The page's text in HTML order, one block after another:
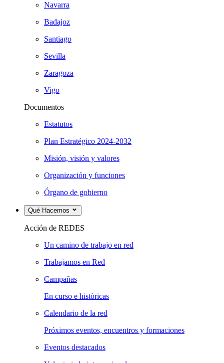
Navarra
Badajoz
Santiago
Sevilla
Zaragoza
Vigo
Documentos
Estatutos
Plan Estratégico 2024-2032
Misión, visión y valores
Organización y funciones
Órgano de gobierno
Qué Hacemos
Acción de REDES
Un camino de trabajo en red
Trabajamos en Red
Campañas
En curso e históricas
Calendario de la red
Próximos eventos, encuentros y formaciones
Eventos destacados